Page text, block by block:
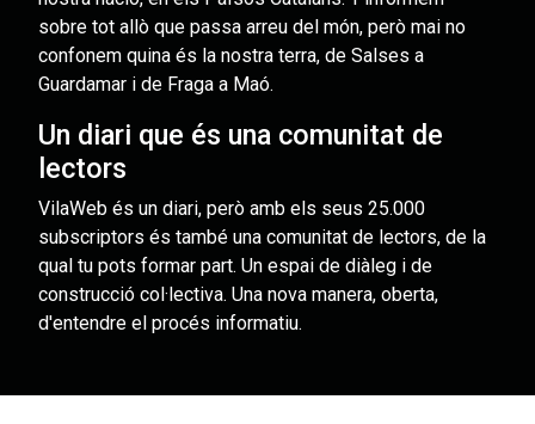
sobre tot allò que passa arreu del món, però mai no
confonem quina és la nostra terra, de Salses a
Guardamar i de Fraga a Maó.
Un diari que és una comunitat de
lectors
VilaWeb és un diari, però amb els seus 25.000
subscriptors és també una comunitat de lectors, de la
qual tu pots formar part. Un espai de diàleg i de
construcció col·lectiva. Una nova manera, oberta,
d'entendre el procés informatiu.